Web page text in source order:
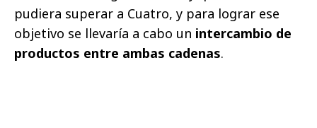
pudiera superar a Cuatro, y para lograr ese
objetivo se llevaría a cabo un intercambio de
productos entre ambas cadenas.